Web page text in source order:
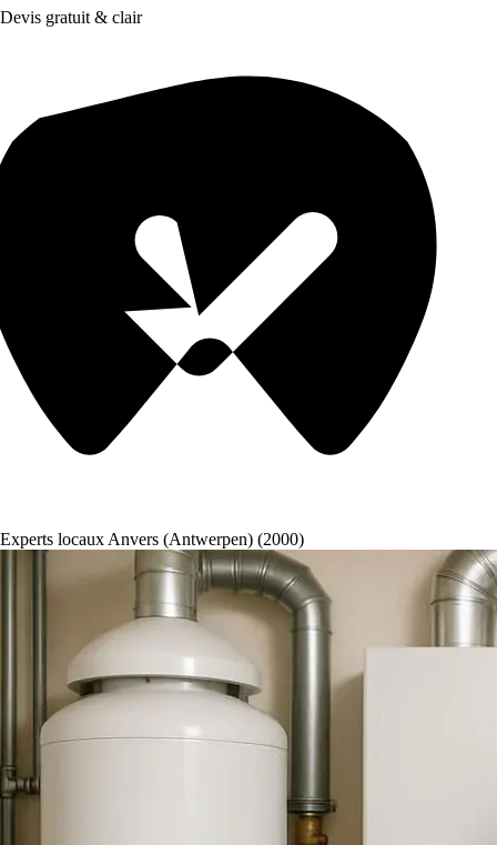
Devis gratuit & clair
Experts locaux Anvers (Antwerpen) (2000)